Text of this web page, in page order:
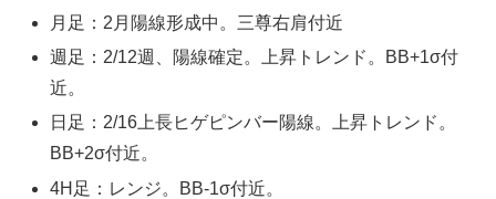
月足：2月陽線形成中。三尊右肩付近
週足：2/12週、陽線確定。上昇トレンド。BB+1σ付
近。
日足：2/16上長ヒゲピンバー陽線。上昇トレンド。
BB+2σ付近。
4H足：レンジ。BB-1σ付近。